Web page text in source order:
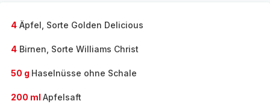
4 Äpfel, Sorte Golden Delicious
4 Birnen, Sorte Williams Christ
50 g Haselnüsse ohne Schale
200 ml Apfelsaft